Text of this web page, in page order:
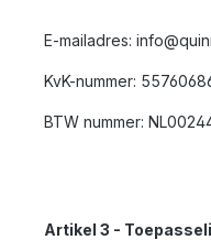
E-mailadres:
KvK-nummer:
BTW nummer:
Artikel 3 -